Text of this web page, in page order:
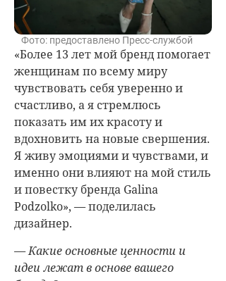
Фото: предоставлено Пресс-службой
«Более 13 лет мой бренд помогает
женщинам по всему миру
чувствовать себя уверенно и
счастливо, а я стремлюсь
показать им их красоту и
вдохновить на новые свершения.
Я живу эмоциями и чувствами, и
именно они влияют на мой стиль
и повестку бренда Galina
Podzolko», — поделилась
дизайнер.
— Какие основные ценности и
идеи лежат в основе вашего